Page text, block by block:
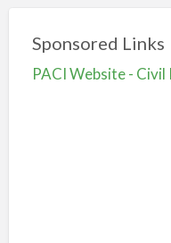
Sponsored Links
PACI Website -